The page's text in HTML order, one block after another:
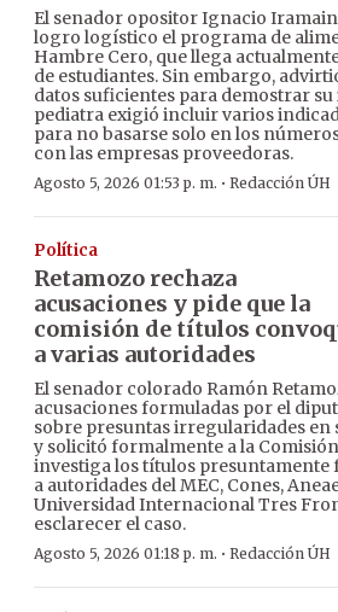
El senador opositor Ignacio
logro logístico el programa de
Hambre Cero, que llega
de estudiantes. Sin embargo,
datos suficientes para demostrar
pediatra exigió incluir varios
para no basarse solo en los
con las empresas proveedoras.
Agosto 5, 2026 01:53 p. m. · Redacción ÚH
Política
Retamozo rechaza
acusaciones y pide que la
comisión de títulos
a varias autoridades
El senador colorado Ramón
acusaciones formuladas por el
sobre presuntas irregularidades en
y solicitó formalmente a la
investiga los títulos presuntamente
a autoridades del MEC, Cones,
Universidad Internacional Tres
esclarecer el caso.
Agosto 5, 2026 01:18 p. m. · Redacción ÚH